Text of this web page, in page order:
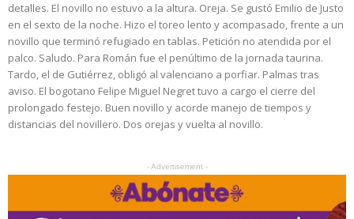
detalles. El novillo no estuvo a la altura. Oreja. Se gustó Emilio de Justo
en el sexto de la noche. Hizo el toreo lento y acompasado, frente a un
novillo que terminó refugiado en tablas. Petición no atendida por el
palco. Saludo. Para Román fue el penúltimo de la jornada taurina.
Tardo, el de Gutiérrez, obligó al valenciano a porfiar. Palmas tras
aviso. El bogotano Felipe Miguel Negret tuvo a cargo el cierre del
prolongado festejo. Buen novillo y acorde manejo de tiempos y
distancias del novillero. Dos orejas y vuelta al novillo.
- Advertisement -